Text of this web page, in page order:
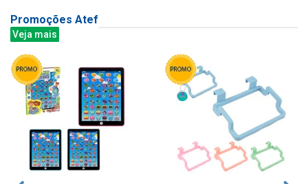
Promoções Atef
Veja mais